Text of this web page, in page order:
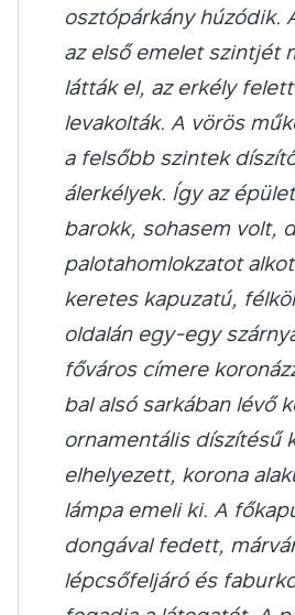
osztópárkány húzódik.
az első emelet szintjét
látták el, az erkély
levakolták. A vörös
a felsőbb szintek
álerkélyek. Így az
barokk, sohasem volt,
palotahomlokzatot
keretes kapuzatú,
oldalán egy-egy
főváros címere
bal alsó sarkában lévő
ornamentális díszítésű
elhelyezett, korona
lámpa emeli ki. A
dongával fedett,
lépcsőfeljáró és